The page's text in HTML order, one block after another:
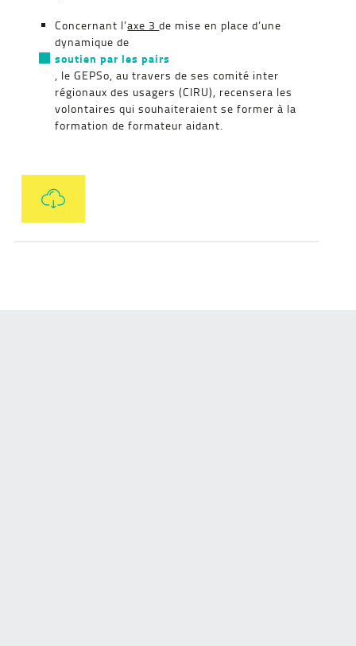
Concernant l’axe 3de mise en place d’une
dynamique de
soutien par les pairs
, le GEPSo, au travers de ses comité inter
régionaux des usagers (CIRU), recensera les
volontaires qui souhaiteraient se former à la
formation de formateur aidant.